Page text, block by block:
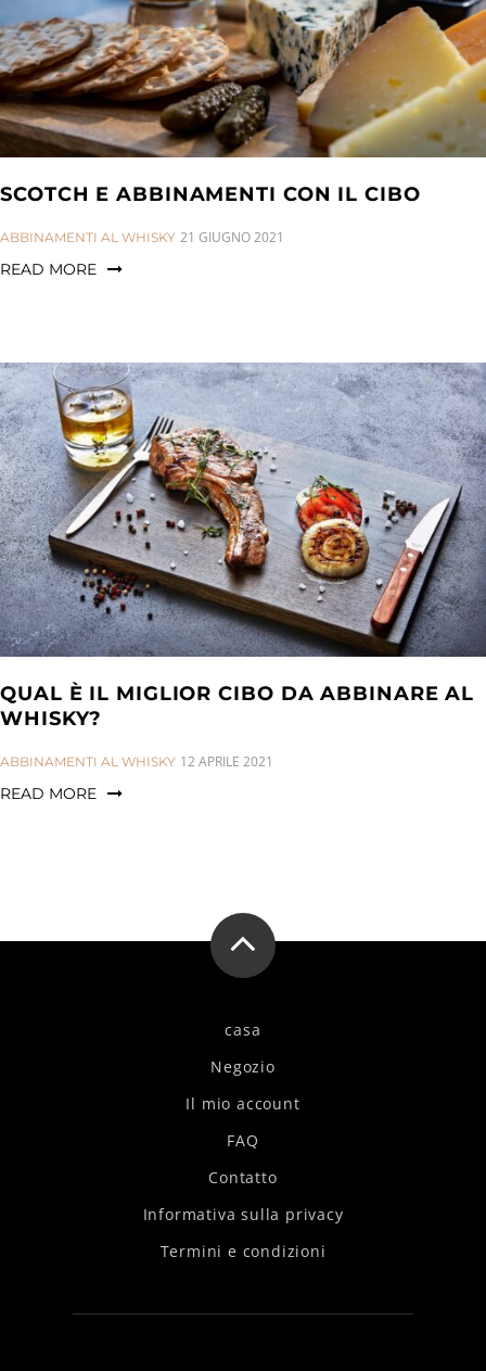
SCOTCH E ABBINAMENTI CON IL CIBO
CATEGORIES:
ABBINAMENTI AL WHISKY 21 GIUGNO 2021
READ MORE
QUAL È IL MIGLIOR CIBO DA ABBINARE AL
WHISKY?
CATEGORIES:
ABBINAMENTI AL WHISKY 12 APRILE 2021
READ MORE
casa
Negozio
Il mio account
FAQ
Contatto
Informativa sulla privacy
Termini e condizioni